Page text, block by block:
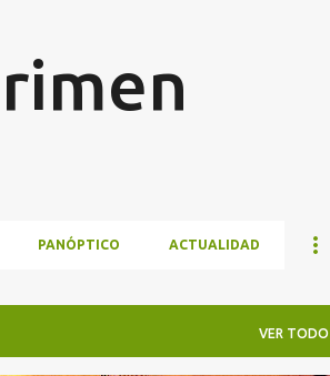
PANÓPTICO ACTUALIDAD
VER TODO